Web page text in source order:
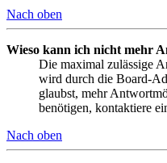
Nach oben
Wieso kann ich nicht mehr
Die maximal zulässige
wird durch die Board-
glaubst, mehr
benötigen, kontaktiere
Nach oben